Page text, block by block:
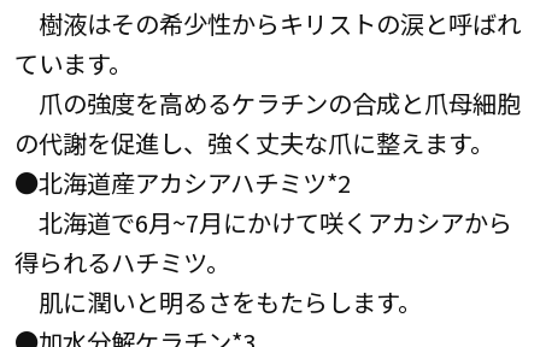
樹液はその希少性からキリストの涙と呼ばれ
ています。
爪の強度を高めるケラチンの合成と爪母細胞
の代謝を促進し、強く丈夫な爪に整えます。
●北海道産アカシアハチミツ*2
北海道で6月~7月にかけて咲くアカシアから
得られるハチミツ。
肌に潤いと明るさをもたらします。